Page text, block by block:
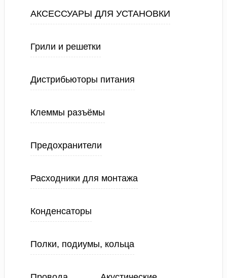
АКСЕССУАРЫ ДЛЯ УСТАНОВКИ
Грили и решетки
Дистрибьюторы питания
Клеммы разъёмы
Предохранители
Расходники для монтажа
Конденсаторы
Полки, подиумы, кольца